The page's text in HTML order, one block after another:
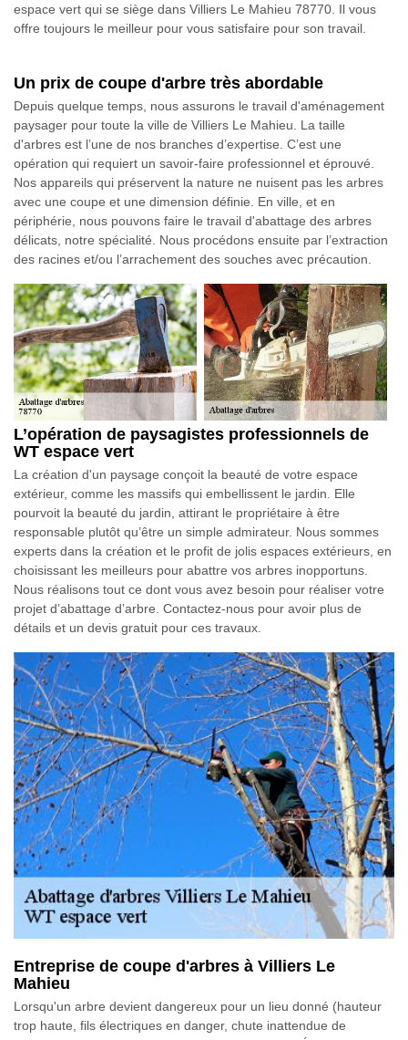
espace vert qui se siège dans Villiers Le Mahieu 78770. Il vous
offre toujours le meilleur pour vous satisfaire pour son travail.
Un prix de coupe d'arbre très abordable
Depuis quelque temps, nous assurons le travail d'aménagement
paysager pour toute la ville de Villiers Le Mahieu. La taille
d'arbres est l’une de nos branches d’expertise. C’est une
opération qui requiert un savoir-faire professionnel et éprouvé.
Nos appareils qui préservent la nature ne nuisent pas les arbres
avec une coupe et une dimension définie. En ville, et en
périphérie, nous pouvons faire le travail d'abattage des arbres
délicats, notre spécialité. Nous procédons ensuite par l’extraction
des racines et/ou l’arrachement des souches avec précaution.
L’opération de paysagistes professionnels de
WT espace vert
La création d'un paysage conçoit la beauté de votre espace
extérieur, comme les massifs qui embellissent le jardin. Elle
pourvoit la beauté du jardin, attirant le propriétaire à être
responsable plutôt qu’être un simple admirateur. Nous sommes
experts dans la création et le profit de jolis espaces extérieurs, en
choisissant les meilleurs pour abattre vos arbres inopportuns.
Nous réalisons tout ce dont vous avez besoin pour réaliser votre
projet d’abattage d’arbre. Contactez-nous pour avoir plus de
détails et un devis gratuit pour ces travaux.
Entreprise de coupe d'arbres à Villiers Le
Mahieu
Lorsqu'un arbre devient dangereux pour un lieu donné (hauteur
trop haute, fils électriques en danger, chute inattendue de